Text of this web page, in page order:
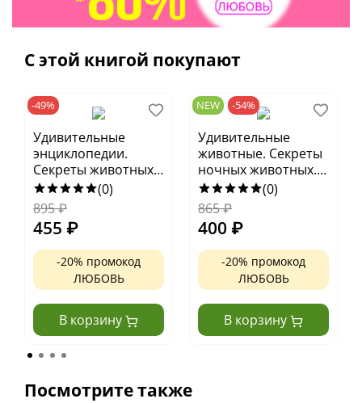
С этой книгой покупают
-49%
Удивительные
энциклопедии.
Секреты животных
озера. Визуальная
энциклопедия
(0)
895₽
455 ₽
-20% промокод
ЛЮБОВЬ
В корзину
NEW -54%
Удивительные
животные. Секреты
ночных животных.
Визуальная
энциклопедия
(0)
865₽
400 ₽
-20% промокод
ЛЮБОВЬ
В корзину
Посмотрите также